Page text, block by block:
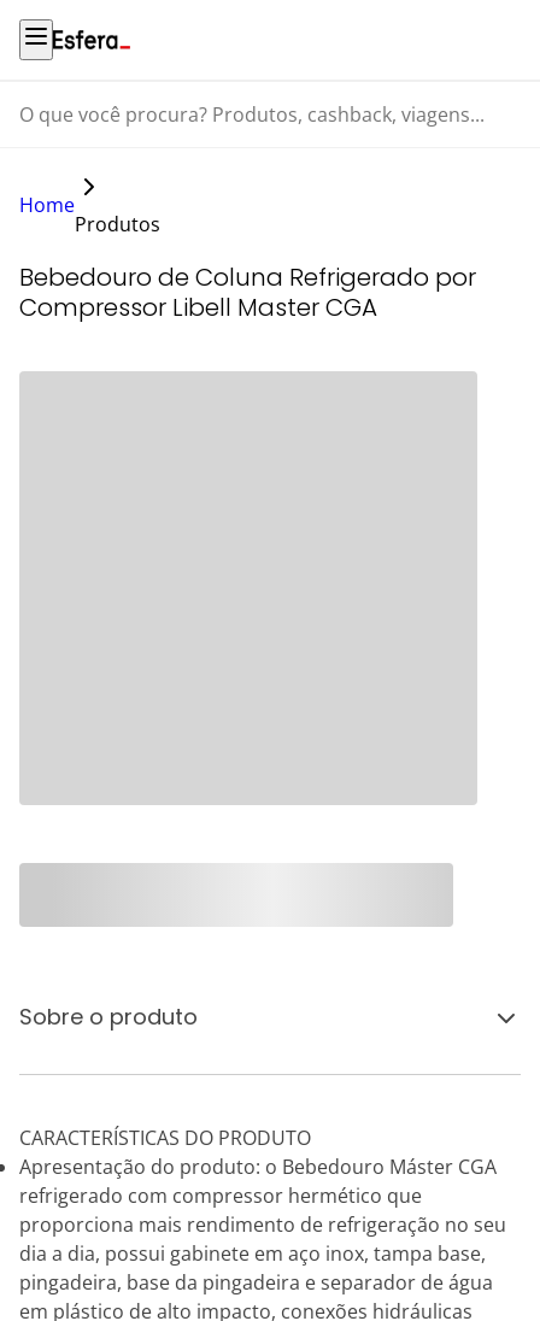
O que você procura? Produtos, cashback, viagens...
Home
Produtos
Bebedouro de Coluna Refrigerado por
Compressor Libell Master CGA
Sobre o produto
CARACTERÍSTICAS DO PRODUTO
Apresentação do produto: o Bebedouro Máster CGA
refrigerado com compressor hermético que
proporciona mais rendimento de refrigeração no seu
dia a dia, possui gabinete em aço inox, tampa base,
pingadeira, base da pingadeira e separador de água
em plástico de alto impacto, conexões hidráulicas